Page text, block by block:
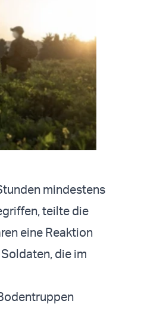
mindestens
teilte die
eine Reaktion
die im